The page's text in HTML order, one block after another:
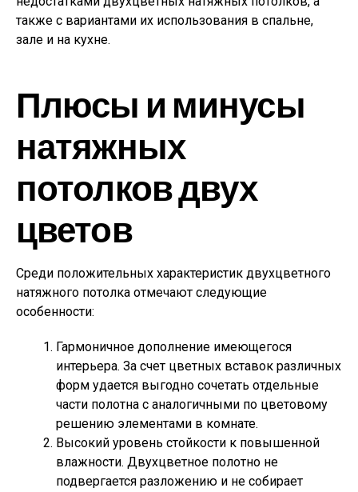
также с вариантами их использования в спальне,
зале и на кухне.
Плюсы и минусы
натяжных
потолков двух
цветов
Среди положительных характеристик двухцветного
натяжного потолка отмечают следующие
особенности:
Гармоничное дополнение имеющегося
интерьера. За счет цветных вставок различных
форм удается выгодно сочетать отдельные
части полотна с аналогичными по цветовому
решению элементами в комнате.
Высокий уровень стойкости к повышенной
влажности. Двухцветное полотно не
подвергается разложению и не собирает